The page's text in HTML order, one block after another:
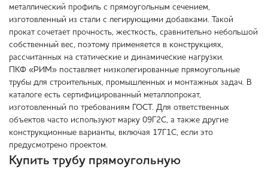
металлический профиль с прямоугольным сечением,
изготовленный из стали с легирующими добавками. Такой
прокат сочетает прочность, жесткость, сравнительно небольшой
собственный вес, поэтому применяется в конструкциях,
рассчитанных на статические и динамические нагрузки.
ПКФ «РИМ» поставляет низколегированные прямоугольные
трубы для строительных, промышленных и монтажных задач. В
каталоге есть сертифицированный металлопрокат,
изготовленный по требованиям ГОСТ. Для ответственных
объектов часто используют марку 09Г2С, а также другие
конструкционные варианты, включая 17Г1С, если это
предусмотрено проектом.
Купить трубу прямоугольную